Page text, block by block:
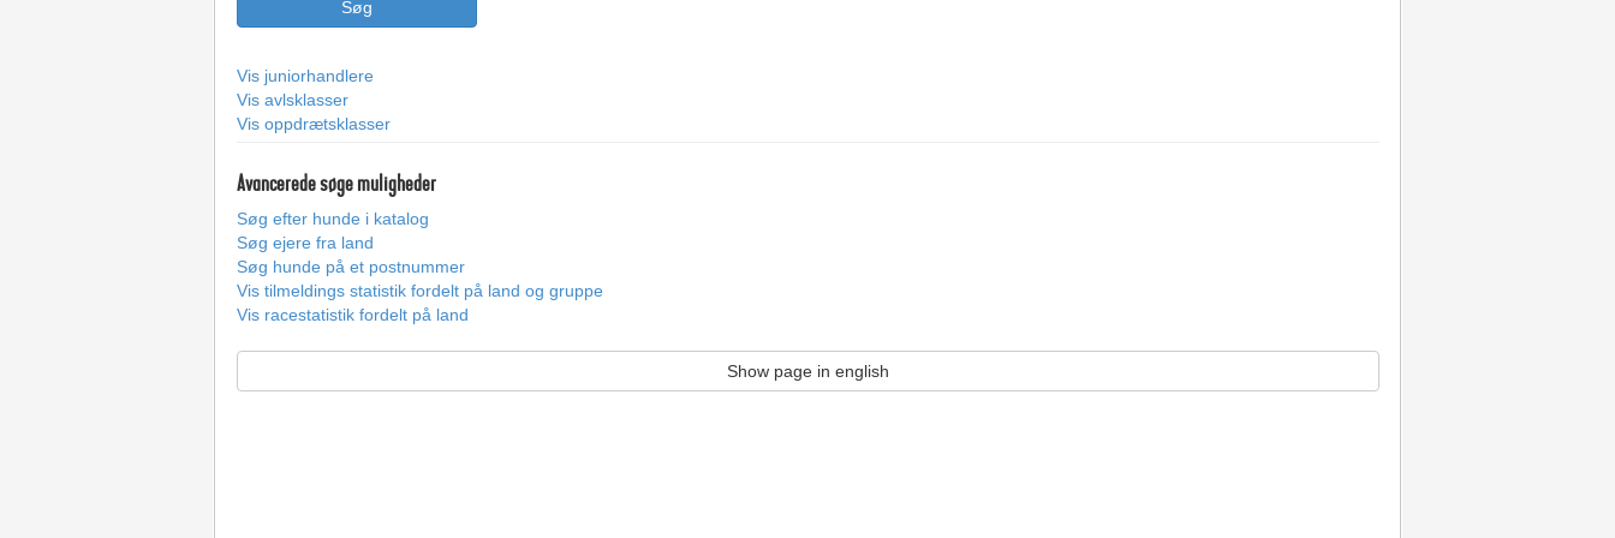
Vis juniorhandlere
Vis avlsklasser
Vis oppdrætsklasser
Avancerede søge muligheder
Søg efter hunde i katalog
Søg ejere fra land
Søg hunde på et postnummer
Vis tilmeldings statistik fordelt på land og gruppe
Vis racestatistik fordelt på land
Show page in english